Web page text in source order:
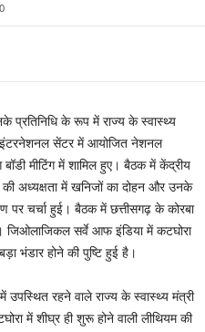
0
प्रतिनिधि के रूप में राज्य के स्वास्थ्य
इंटरनेशनल सेंटर में आयोजित नेशनल
बॉडी मीटिंग में शामिल हुए। बैठक में केंद्रीय
अध्यक्षता में खनिजों का दोहन और उनके
पर चर्चा हुई। बैठक में छत्तीसगढ़ के कोरबा
जिओलाजिकल सर्वे आफ इंडिया में कटघोरा
भंडार होने की पुष्टि हुई है।
रहने वाले राज्य के स्वास्थ्य मंत्री
में शीघ्र ही शुरू होने वाली लीथियम की